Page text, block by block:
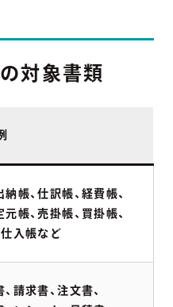
対象書類
帳、仕訳帳、経費帳、
帳、売掛帳、買掛帳、
仕入帳など
請求書、注文書、